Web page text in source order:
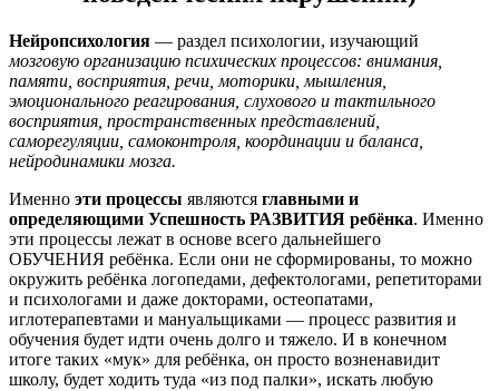
Нейропсихология — раздел психологии, изучающий
мозговую организацию психических процессов: внимания,
памяти, восприятия, речи, моторики, мышления,
эмоционального реагирования, слухового и тактильного
восприятия, пространственных представлений,
саморегуляции, самоконтроля, координации и баланса,
нейродинамики мозга.
Именно эти процессы являются главными и
определяющими Успешность РАЗВИТИЯ ребёнка. Именно
эти процессы лежат в основе всего дальнейшего
ОБУЧЕНИЯ ребёнка. Если они не сформированы, то можно
окружить ребёнка логопедами, дефектологами, репетиторами
и психологами и даже докторами, остеопатами,
иглотерапевтами и мануальщиками — процесс развития и
обучения будет идти очень долго и тяжело. И в конечном
итоге таких «мук» для ребёнка, он просто возненавидит
школу, будет ходить туда «из под палки», искать любую